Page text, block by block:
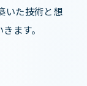
いた技術と想
ます。